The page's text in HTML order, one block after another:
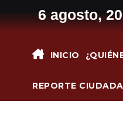
al
6 agosto,
INICIO
REPORTE